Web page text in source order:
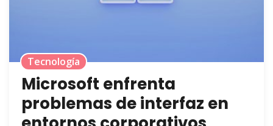
Tecnología
Microsoft enfrenta
problemas de interfaz en